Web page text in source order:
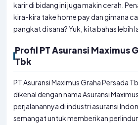
karir di bidang ini juga makin cerah.
kira-kira take home pay dan gimana
pangkat di sana? Yuk, kita bahas lebih
Profil PT Asuransi Maximus
Tbk
PT Asuransi Maximus Graha Persada
dikenal dengan nama Asuransi
perjalanannya di industri asuransi
semangat untuk memberikan